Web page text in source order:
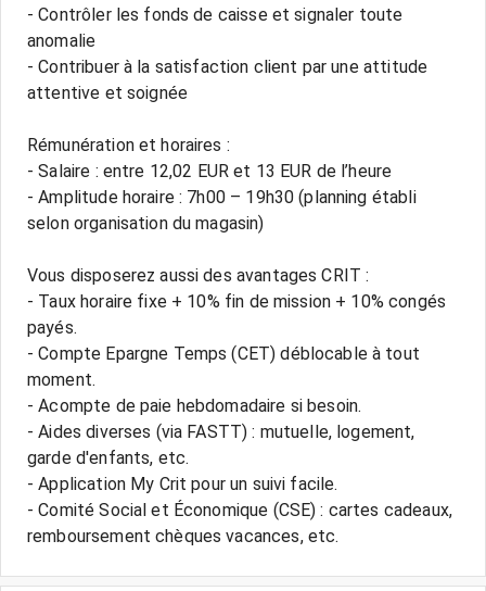
- Contrôler les fonds de caisse et signaler toute
anomalie
- Contribuer à la satisfaction client par une attitude
attentive et soignée
Rémunération et horaires :
- Salaire : entre 12,02 EUR et 13 EUR de l’heure
- Amplitude horaire : 7h00 – 19h30 (planning établi
selon organisation du magasin)
Vous disposerez aussi des avantages CRIT :
- Taux horaire fixe + 10% fin de mission + 10% congés
payés.
- Compte Epargne Temps (CET) déblocable à tout
moment.
- Acompte de paie hebdomadaire si besoin.
- Aides diverses (via FASTT) : mutuelle, logement,
garde d'enfants, etc.
- Application My Crit pour un suivi facile.
- Comité Social et Économique (CSE) : cartes cadeaux,